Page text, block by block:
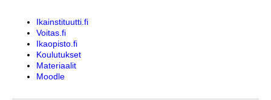
Ikainstituutti.fi
Voitas.fi
Ikaopisto.fi
Koulutukset
Materiaalit
Moodle